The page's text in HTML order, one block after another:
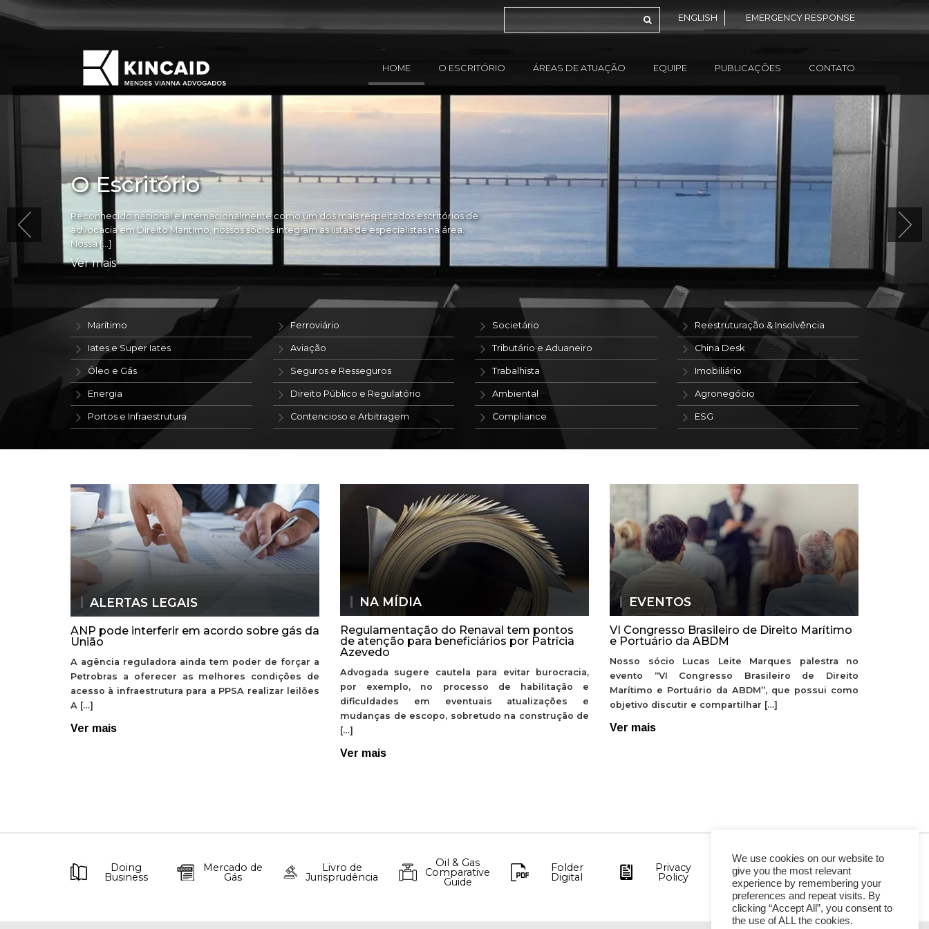
ENGLISH EMERGENCY RESPONSE
HOME O ESCRITÓRIO ÁREAS DE ATUAÇÃO EQUIPE PUBLICAÇÕES CONTATO
O Escritório
Reconhecido nacional e internacionalmente como um dos mais respeitados escritórios de
advocacia em Direito Marítimo, nossos sócios integram as listas de especialistas na área.
Nossa […]
Ver mais
Marítimo
Iates e Super Iates
Óleo e Gás
Energia
Portos e Infraestrutura
Ferroviário
Aviação
Seguros e Resseguros
Direito Público e Regulatório
Contencioso e Arbitragem
Societário
Tributário e Aduaneiro
Trabalhista
Ambiental
Compliance
Reestruturação & Insolvência
China Desk
Imobiliário
Agronegócio
ESG
ALERTAS LEGAIS
ANP pode interferir em acordo sobre gás da
União
A agência reguladora ainda tem poder de forçar a
Petrobras a oferecer as melhores condições de
acesso à infraestrutura para a PPSA realizar leilões
A […]
Ver mais
NA MÍDIA
Regulamentação do Renaval tem pontos
de atenção para beneficiários por Patrícia
Azevedo
Advogada sugere cautela para evitar burocracia,
por exemplo, no processo de habilitação e
dificuldades em eventuais atualizações e
mudanças de escopo, sobretudo na construção de
[…]
Ver mais
EVENTOS
VI Congresso Brasileiro de Direito Marítimo
e Portuário da ABDM
Nosso sócio Lucas Leite Marques palestra no
evento “VI Congresso Brasileiro de Direito
Marítimo e Portuário da ABDM”, que possui como
objetivo discutir e compartilhar […]
Ver mais
Doing
Business
Mercado de
Gás
Livro de
Jurisprudência
Oil & Gas
Comparative
Guide
Folder
Digital
Privacy
Policy
We use cookies on our website to
give you the most relevant
experience by remembering your
preferences and repeat visits. By
clicking “Accept All”, you consent to
the use of ALL the cookies.